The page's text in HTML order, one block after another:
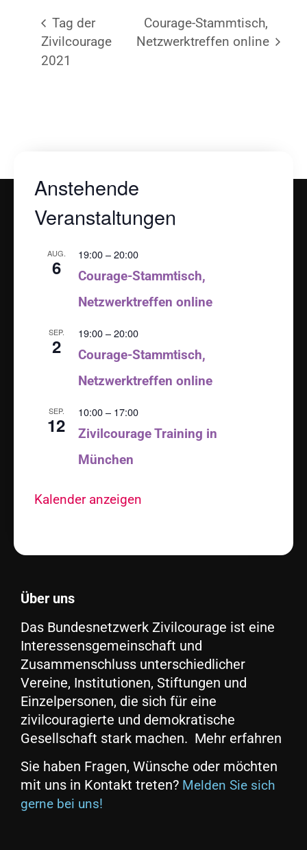
Tag der
Zivilcourage
2021
Courage-Stammtisch,
Netzwerktreffen online
Anstehende
Veranstaltungen
AUG.
6
19:00–20:00
Courage-Stammtisch,
Netzwerktreffen online
SEP.
2
19:00–20:00
Courage-Stammtisch,
Netzwerktreffen online
SEP.
12
10:00– 17:00
Zivilcourage Training in
München
Kalender anzeigen
Über uns
Das Bundesnetzwerk Zivilcourage ist eine
Interessensgemeinschaft und
Zusammenschluss unterschiedlicher
Vereine, Institutionen, Stiftungen und
Einzelpersonen, die sich für eine
zivilcouragierte und demokratische
Gesellschaft stark machen. Mehr erfahren
Sie haben Fragen, Wünsche oder möchten
mit uns in Kontakt treten? Melden Sie sich
gerne bei uns!